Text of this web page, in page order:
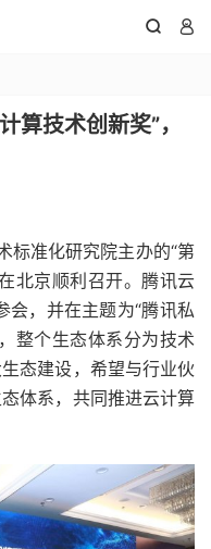
 
算技术创新奖”，
标准化研究院主办的“第
北京顺利召开。腾讯云
，并在主题为“腾讯私
整个生态体系分为技术
态建设，希望与行业伙
体系，共同推进云计算